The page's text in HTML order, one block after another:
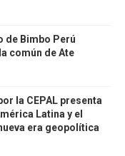
de Bimbo Perú
común de Ate
la CEPAL presenta
Latina y el
era geopolítica